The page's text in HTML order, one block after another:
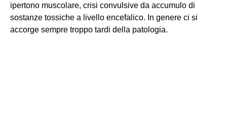
ipertono muscolare, crisi convulsive da accumulo di
sostanze tossiche a livello encefalico. In genere ci si
accorge sempre troppo tardi della patologia.